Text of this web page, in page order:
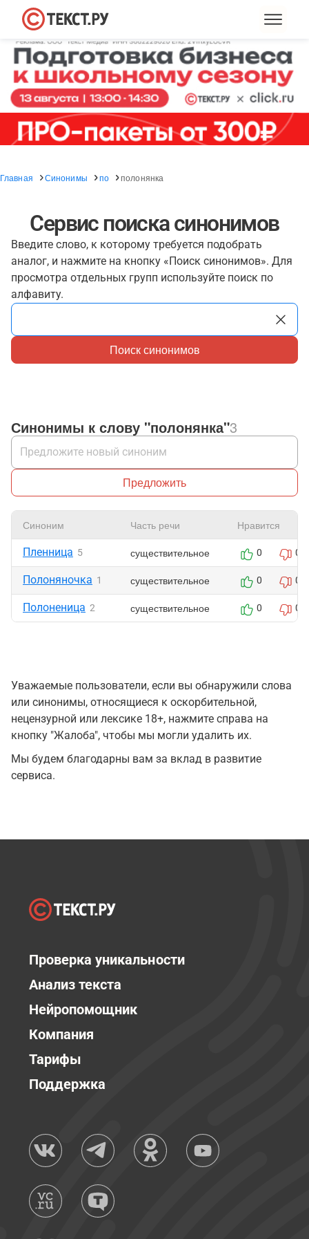
Главная Синонимы по полонянка
Сервис поиска синонимов
Введите слово, к которому требуется подобрать
аналог, и нажмите на кнопку «Поиск синонимов». Для
просмотра отдельных групп используйте поиск по
алфавиту.
Поиск синонимов
Синонимы к слову "полонянка"3
Предложить
Синоним Часть речи Нравится
Пленница 5 существительное 0 0
Полоняночка 1 существительное 0 0
Полоненица 2 существительное 0 0
Уважаемые пользователи, если вы обнаружили слова
или синонимы, относящиеся к оскорбительной,
нецензурной или лексике 18+, нажмите справа на
кнопку "Жалоба", чтобы мы могли удалить их.
Мы будем благодарны вам за вклад в развитие
сервиса.
Проверка уникальности
Анализ текста
Нейропомощник
Компания
Тарифы
Поддержка